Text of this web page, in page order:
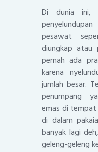
Di dunia ini,
pesawat
diungkap atau
pernah ada
karena
jumlah besar.
penumpang
emas di
di dalam
banyak lagi
geleng-geleng